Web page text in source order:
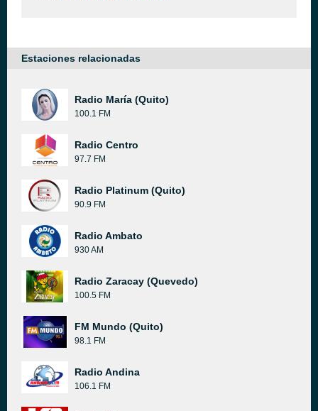
Estaciones relacionadas
Radio María (Quito)
100.1 FM
Radio Centro
97.7 FM
Radio Platinum (Quito)
90.9 FM
Radio Ambato
930 AM
Radio Zaracay (Quevedo)
100.5 FM
FM Mundo (Quito)
98.1 FM
Radio Andina
106.1 FM